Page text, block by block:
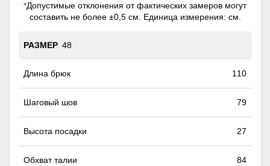
*Допустимые отклонения от фактических замеров могут
составить не более ±0,5 см. Единица измерения: см.
48
110
79
27
84